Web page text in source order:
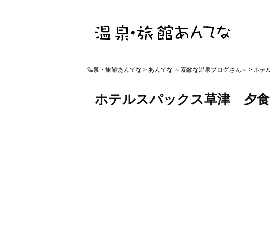
温泉・旅館あんてな > あんてな ～素敵な温泉ブログさん～ > ホテ
ホテルスパックス草津